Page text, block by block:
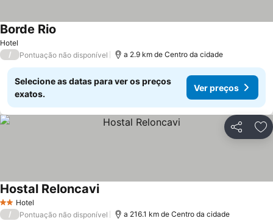
Hotel
Borde Rio
/ Pontuação não disponível a 2.9 km de Centro da cidade
Selecione as datas para ver os preços
exatos.
Ver preços
Partilhar
2 Estrelas
Hotel
Hostal ReloncaviVer preços
/ Pontuação não disponível a 216.1 km de Centro da cidade